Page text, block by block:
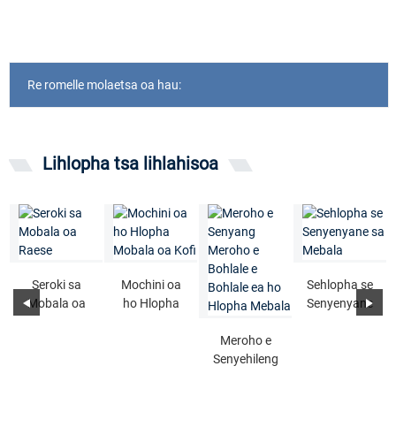
Re romelle molaetsa oa hau:
Lihlopha tsa lihlahisoa
Seroki sa
Mobala oa
Mochini oa
ho Hlopha
Meroho e
Senyehileng
Sehlopha se
Senyenyane